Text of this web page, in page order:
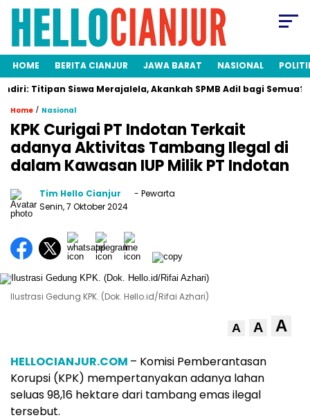
HOME BERITA CIANJUR JAWA BARAT NASIONAL
Siswa Merajalela, Akankah SPMB Adil bagi Semua? Ini
Home / Nasional
KPK Curigai PT Indotan Terkait
adanya Aktivitas Tambang Ilegal di
dalam Kawasan IUP Milik PT Indotan
Tim Hello Cianjur
- Pewarta
Senin, 7 Oktober 2024
Ilustrasi Gedung KPK. (Dok. Hello.id/Rifai Azhari)
A A A
HELLOCIANJUR.COM – Komisi Pemberantasan
Korupsi (KPK) mempertanyakan adanya lahan
seluas 98,16 hektare dari tambang emas ilegal
tersebut.